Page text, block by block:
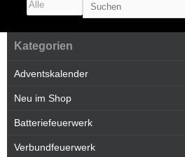
Kategorien
Adventskalender
Neu im Shop
Batteriefeuerwerk
Verbundfeuerwerk